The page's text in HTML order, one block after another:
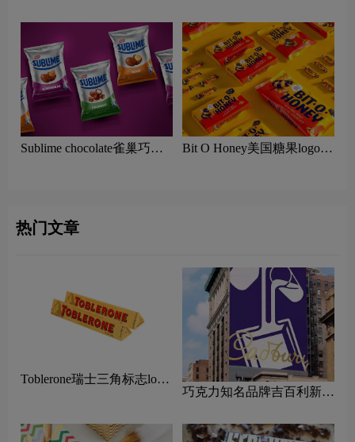
念
Sublime chocolate雀巢巧克
Bit O Honey美国糖果logo含
热门文章
Toblerone瑞士三角标志logo
巧克力知名品牌吉百利新